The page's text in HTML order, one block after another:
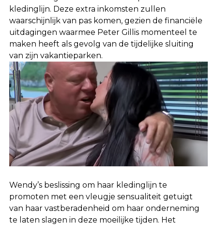
kledinglijn. Deze extra inkomsten zullen
waarschijnlijk van pas komen, gezien de financiële
uitdagingen waarmee Peter Gillis momenteel te
maken heeft als gevolg van de tijdelijke sluiting
van zijn vakantieparken.
Wendy’s beslissing om haar kledinglijn te
promoten met een vleugje sensualiteit getuigt
van haar vastberadenheid om haar onderneming
te laten slagen in deze moeilijke tijden. Het